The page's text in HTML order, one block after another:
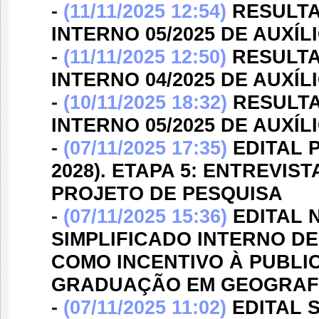
- (11/11/2025 12:54)
INTERNO 05/2025 DE
- (11/11/2025 12:50)
INTERNO 04/2025 DE
- (10/11/2025 18:32)
INTERNO 05/2025 DE
- (07/11/2025 17:35) EDITAL
2028). ETAPA 5:
PROJETO DE PESQUISA
- (07/11/2025 15:36) EDITAL
SIMPLIFICADO INTERNO
COMO INCENTIVO À
GRADUAÇÃO EM
- (07/11/2025 11:02) EDITAL